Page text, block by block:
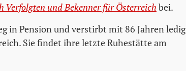
und Bekenner für Österreich bei.
in Pension und verstirbt mit 86 Jahren ledig
Sie findet ihre letzte Ruhestätte am